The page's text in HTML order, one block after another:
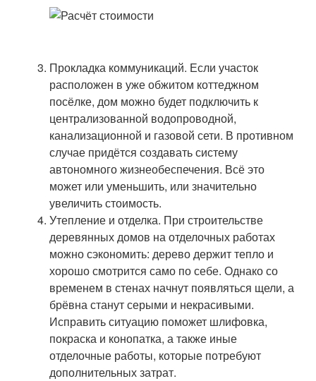
Прокладка коммуникаций. Если участок
расположен в уже обжитом коттеджном
посёлке, дом можно будет подключить к
централизованной водопроводной,
канализационной и газовой сети. В противном
случае придётся создавать систему
автономного жизнеобеспечения. Всё это
может или уменьшить, или значительно
увеличить стоимость.
Утепление и отделка. При строительстве
деревянных домов на отделочных работах
можно сэкономить: дерево держит тепло и
хорошо смотрится само по себе. Однако со
временем в стенах начнут появляться щели, а
брёвна станут серыми и некрасивыми.
Исправить ситуацию поможет шлифовка,
покраска и конопатка, а также иные
отделочные работы, которые потребуют
дополнительных затрат.